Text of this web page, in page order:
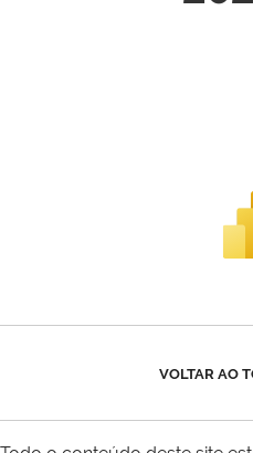
VOLTAR AO